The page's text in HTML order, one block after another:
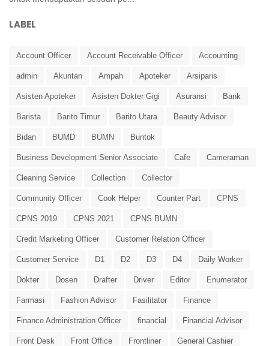
LABEL
Account Officer Account Receivable Officer Accounting
admin Akuntan Ampah Apoteker Arsiparis
Asisten Apoteker Asisten Dokter Gigi Asuransi Bank
Barista Barito Timur Barito Utara Beauty Advisor
Bidan BUMD BUMN Buntok
Business Development Senior Associate Cafe Cameraman
Cleaning Service Collection Collector
Community Officer Cook Helper Counter Part CPNS
CPNS 2019 CPNS 2021 CPNS BUMN
Credit Marketing Officer Customer Relation Officer
Customer Service D1 D2 D3 D4 Daily Worker
Dokter Dosen Drafter Driver Editor Enumerator
Farmasi Fashion Advisor Fasilitator Finance
Finance Administration Officer financial Financial Advisor
Front Desk Front Office Frontliner General Cashier